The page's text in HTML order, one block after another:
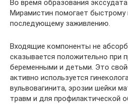
Во время образования
Мирамистин помогает быстрому
последующему заживлению.
Входящие компоненты не
сказывается положительно при
беременными и детьми. Это
активно используется
вульвовагинита, эрозии шейки
травм и для профилактической